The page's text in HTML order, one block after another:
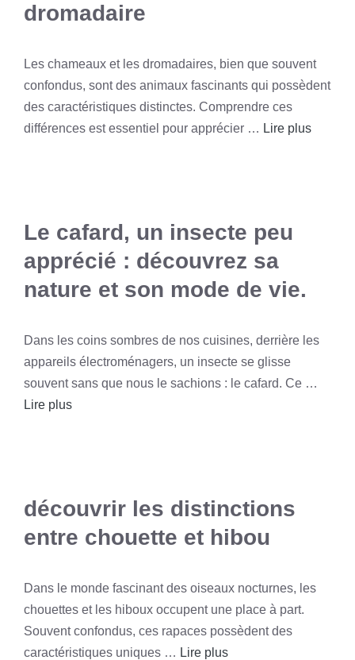
dromadaire
Les chameaux et les dromadaires, bien que souvent
confondus, sont des animaux fascinants qui possèdent
des caractéristiques distinctes. Comprendre ces
différences est essentiel pour apprécier … Lire plus
Le cafard, un insecte peu
apprécié : découvrez sa
nature et son mode de vie.
Dans les coins sombres de nos cuisines, derrière les
appareils électroménagers, un insecte se glisse
souvent sans que nous le sachions : le cafard. Ce …
Lire plus
découvrir les distinctions
entre chouette et hibou
Dans le monde fascinant des oiseaux nocturnes, les
chouettes et les hiboux occupent une place à part.
Souvent confondus, ces rapaces possèdent des
caractéristiques uniques … Lire plus